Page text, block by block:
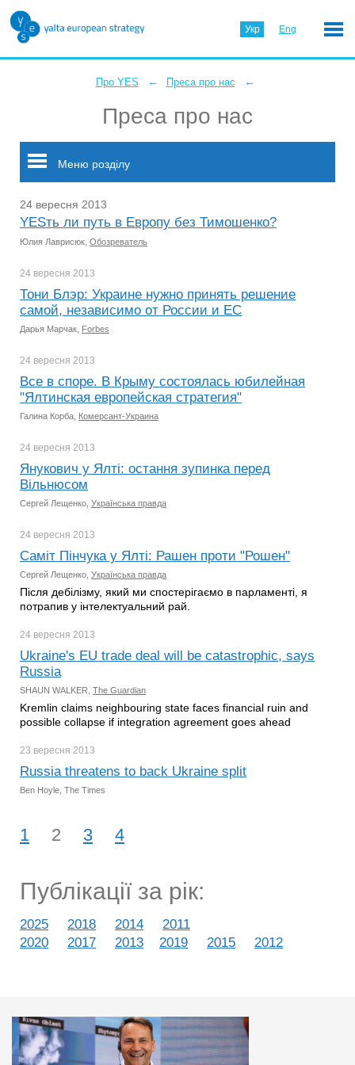
Укр Eng
Про YES ← Преса про нас ←
Преса про нас
Меню розділу
24 вересня 2013
YESть ли путь в Европу без Тимошенко?
Юлия Лаврисюк, Обозреватель
24 вересня 2013
Тони Блэр: Украине нужно принять решение
самой, независимо от России и ЕС
Дарья Марчак, Forbes
24 вересня 2013
Все в споре. В Крыму состоялась юбилейная
"Ялтинская европейская стратегия"
Галина Корба, Комерсант-Украина
24 вересня 2013
Янукович у Ялті: остання зупинка перед
Вільнюсом
Сергей Лещенко, Українська правда
24 вересня 2013
Саміт Пінчука у Ялті: Рашен проти "Рошен"
Сергей Лещенко, Українська правда
Після дебілізму, який ми спостерігаємо в парламенті, я
потрапив у інтелектуальний рай.
24 вересня 2013
Ukraine's EU trade deal will be catastrophic, says
Russia
SHAUN WALKER, The Guardian
Kremlin claims neighbouring state faces financial ruin and
possible collapse if integration agreement goes ahead
23 вересня 2013
Russia threatens to back Ukraine split
Ben Hoyle, The Times
1 2 3 4
Публікації за рік:
2025 2018 2014
2011
2020
2017 2013 2019 2015 2012